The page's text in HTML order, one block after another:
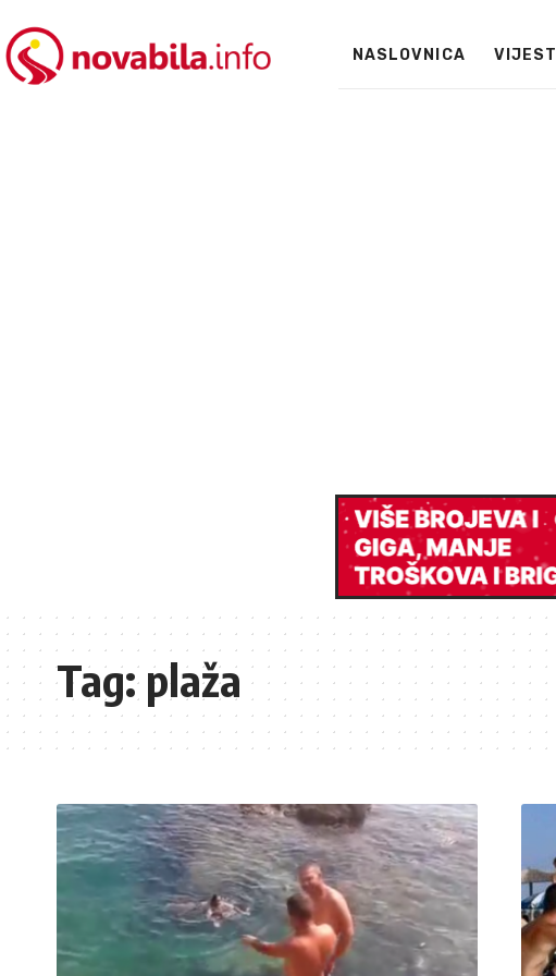
NASLOVNICA VIJESTI
Tag:plaža